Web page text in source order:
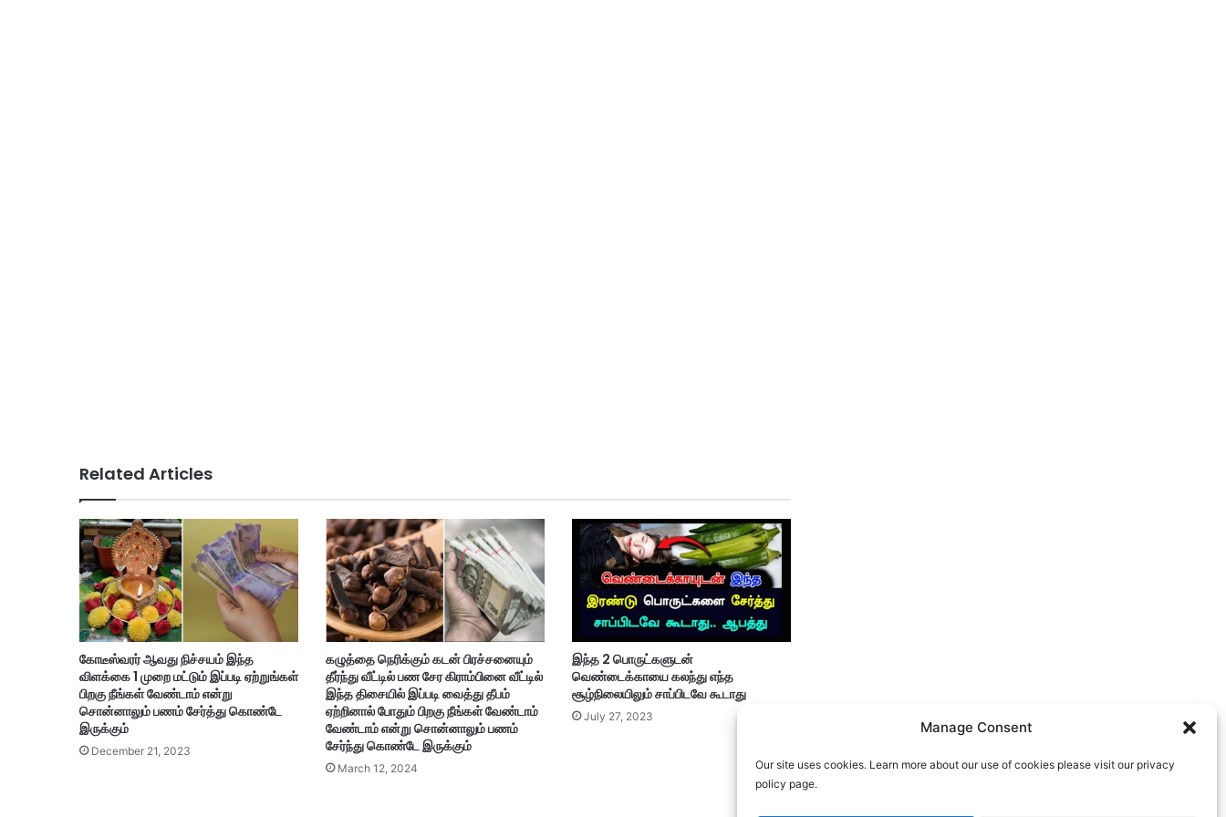
Manage Consent
Our site uses cookies. Learn more about our use of cookies please visit our privacy
policy page.
Related Articles
கோடீஸ்வரர் ஆவது நிச்சயம் இந்த
விளக்கை 1 முறை மட்டும் இப்படி ஏற்றுங்கள்
பிறகு நீங்கள் வேண்டாம் என்று
சொன்னாலும் பணம் சேர்த்து கொண்டே
இருக்கும்
December 21, 2023
கழுத்தை நெரிக்கும் கடன் பிரச்சனையும்
தீர்ந்து வீட்டில் பண சேர கிராம்பினை வீட்டில்
இந்த திசையில் இப்படி வைத்து தீபம்
ஏற்றினால் போதும் பிறகு நீங்கள் வேண்டாம்
வேண்டாம் என்று சொன்னாலும் பணம்
சேர்ந்து கொண்டே இருக்கும்
March 12, 2024
இந்த 2 பொருட்களுடன்
வெண்டைக்காயை கலந்து எந்த
சூழ்நிலையிலும் சாப்பிடவே கூடாது
July 27, 2023